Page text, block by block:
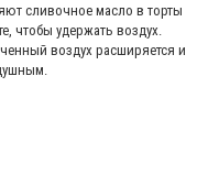
сливочное масло в торты
чтобы удержать воздух.
воздух расширяется и